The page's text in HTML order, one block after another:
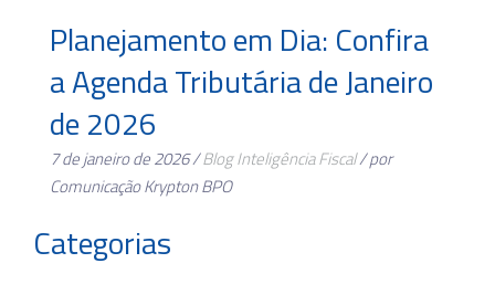
Planejamento em Dia: Confira
a Agenda Tributária de Janeiro
de 2026
7 de janeiro de 2026 /BlogInteligência Fiscal/ por
Comunicação Krypton BPO
Categorias